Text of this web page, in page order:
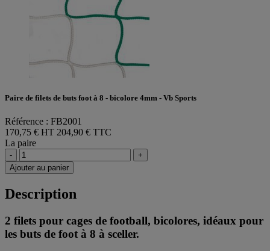
Paire de filets de buts foot à 8 - bicolore 4mm - Vb Sports
Référence : FB2001
170,75 € HT 204,90 € TTC
La paire
-
+
Ajouter au panier
Description
2 filets pour cages de football, bicolores, idéaux pour
les buts de foot à 8 à sceller.